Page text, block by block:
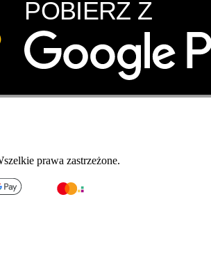
prawa zastrzeżone.